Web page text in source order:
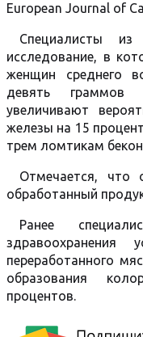
European Journal of
Специалисты из
исследование, в
женщин среднего
девять
увеличивают
железы на 15
трем ломтикам
Отмечается, что
обработанный
Ранее
переработанного
образования
процентов.